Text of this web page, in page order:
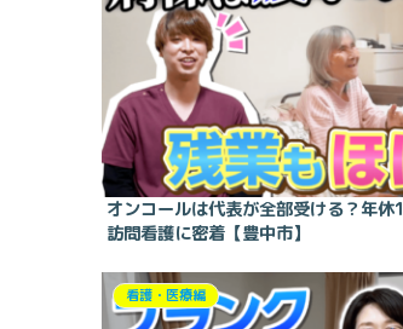
オンコールは代表が全部受ける？年
訪問看護に密着【豊中市】
看護・医療編